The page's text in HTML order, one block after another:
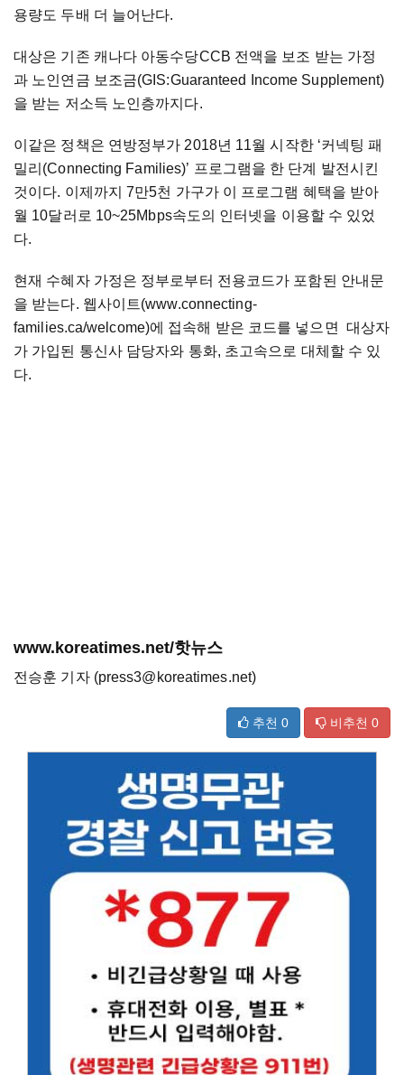
용량도 두배 더 늘어난다.
대상은 기존 캐나다 아동수당CCB 전액을 보조 받는 가정
과 노인연금 보조금(GIS:Guaranteed Income Supplement)
을 받는 저소득 노인층까지다.
이같은 정책은 연방정부가 2018년 11월 시작한 ‘커넥팅 패
밀리(Connecting Families)’ 프로그램을 한 단계 발전시킨
것이다. 이제까지 7만5천 가구가 이 프로그램 혜택을 받아
월 10달러로 10~25Mbps속도의 인터넷을 이용할 수 있었
다.
현재 수혜자 가정은 정부로부터 전용코드가 포함된 안내문
을 받는다. 웹사이트(www.connecting-
families.ca/welcome)에 접속해 받은 코드를 넣으면 대상자
가 가입된 통신사 담당자와 통화, 초고속으로 대체할 수 있
다.
www.koreatimes.net/핫뉴스
전승훈 기자 (press3@koreatimes.net)
추천 0 비추천 0